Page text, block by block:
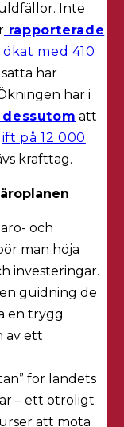
Inte
rapporterade
ökat med 410
har
har i
dessutom att
på 12 000
krafttag.
och
man höja
investeringar.
guidning de
en trygg
av ett
för landets
– ett otroligt
att möta